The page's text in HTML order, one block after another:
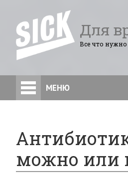
Для
Все что
МЕНЮ
можно или